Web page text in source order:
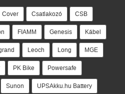
Cover Csatlakozó CSB
FIAMM Genesis Kábel
Leoch Long MGE
PK Bike Powersafe
Sunon UPSAkku.hu Battery